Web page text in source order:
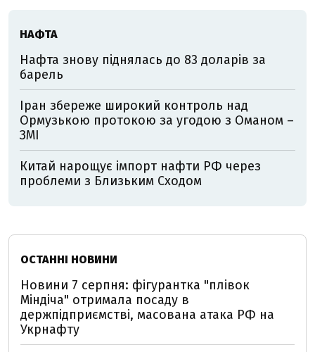
НАФТА
Нафта знову піднялась до 83 доларів за
барель
Іран збереже широкий контроль над
Ормузькою протокою за угодою з Оманом –
ЗМІ
Китай нарощує імпорт нафти РФ через
проблеми з Близьким Сходом
ОСТАННІ НОВИНИ
Новини 7 серпня: фігурантка "плівок
Міндіча" отримала посаду в
держпідприємстві, масована атака РФ на
Укрнафту